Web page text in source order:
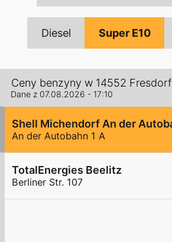
Diesel Super E10
Ceny benzyny w 14552 Fresdorf
Dane z 07.08.2026 - 17:10
An der Autobahn 1 A
TotalEnergies Beelitz
Berliner Str. 107